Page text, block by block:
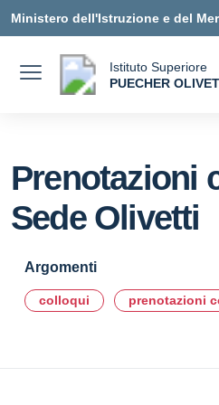
Ministero dell'Istruzione e del
Istituto Superiore
PUECHER
Prenotazioni
Sede Olivetti
Argomenti
colloqui prenotazioni